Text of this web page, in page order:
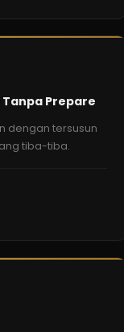
Prepare
dengan tersusun
tiba-tiba.